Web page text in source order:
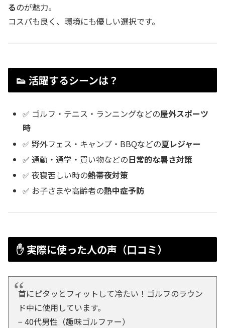
るのが魅力。
コスパも良く、環境にも優しい選択です。
👟 活躍するシーンは？
✅ ゴルフ・テニス・ランニングなどの屋外スポーツ
時
✅ 野外フェス・キャンプ・BBQなどの夏レジャー
✅ 通勤・通学・買い物などの日常的な暑さ対策
✅ 夜寝苦しい時の熱帯夜対策
✅ お子さまや高齢者の熱中症予防
✋ 実際に使った人の声（口コミ）
首にピタッとフィットして冷たい！ゴルフのラウン
ド中に使用しています。
− 40代男性（趣味ゴルファー）